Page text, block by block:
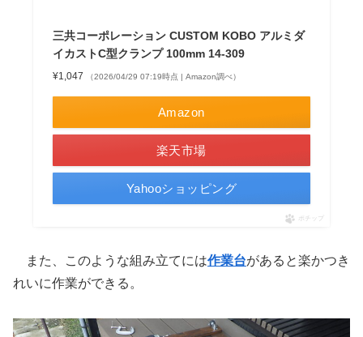
三共コーポレーション CUSTOM KOBO アルミダ
イカストC型クランプ 100mm 14-309
¥1,047 （2026/04/29 07:19時点 | Amazon調べ）
Amazon
楽天市場
Yahooショッピング
ポチップ
また、このような組み立てには作業台があると楽かつき
れいに作業ができる。